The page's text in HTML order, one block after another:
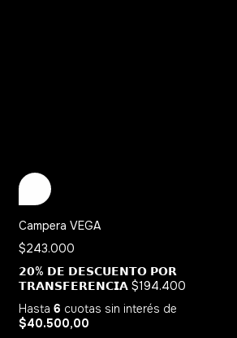
Campera VEGA
$243.000
𝟮𝟬% 𝗗𝗘 𝗗𝗘𝗦𝗖𝗨𝗘𝗡𝗧𝗢 𝗣𝗢𝗥
𝗧𝗥𝗔𝗡𝗦𝗙𝗘𝗥𝗘𝗡𝗖𝗜𝗔 $194.400
Hasta 6 cuotas sin interés de
$40.500,00